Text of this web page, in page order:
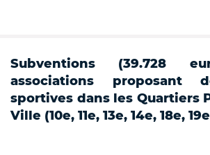
Subventions (39.728
associations proposant
sportives dans les Quartiers
Ville (10e, 11e, 13e, 14e, 18e,